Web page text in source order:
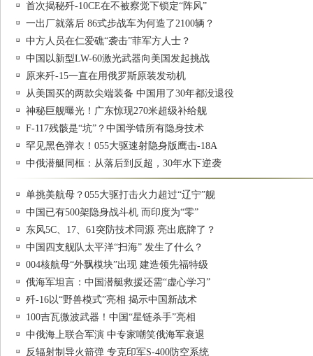
首次揭秘歼-10CE在不被察觉下锁定“阵风”
一出厂就落后 86式步战车为何造了2100辆？
中方人员在仁爱礁“袭击”菲军方人士？
中国以新型LW-60激光武器向美国发起挑战
原来歼-15一直在用俄罗斯原装发动机
从美国买的两款尖端装备 中国用了30年都没退役
神秘巨舰曝光！广东惊现270米超级补给舰
F-117残骸是“坑”？中国学错所有隐身技术
罕见黑色弹衣！055大驱速射隐身版鹰击-18A
中俄潜艇同框：从落后到反超，30年水下逆袭
单挑美航母？055大驱打击火力超过“辽宁”舰
中国已有500架隐身战斗机 而印度为“零”
东风5C、17、61突防技术同源 亮出底牌了？
中国四支舰队太平洋“扫海” 发生了什么？
004核航母“外飘模块”出现 建造领先福特级
俄海军坦言：中国潜艇救援还需“虚心学习”
歼-16以“野兽模式”亮相 揭示中国新战术
100吉瓦微波武器！中国“星链杀手”亮相
中俄海上联合军演 中专家嘲笑俄海军衰退
反辐射制导火箭弹 专克印军S-400防空系统